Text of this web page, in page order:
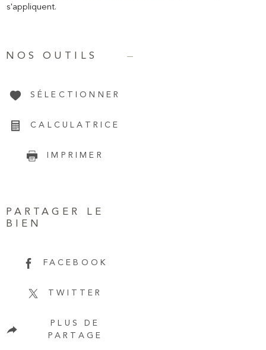
s'appliquent.
NOS OUTILS
SÉLECTIONNER
CALCULATRICE
IMPRIMER
PARTAGER LE
BIEN
FACEBOOK
TWITTER
PLUS DE
PARTAGE